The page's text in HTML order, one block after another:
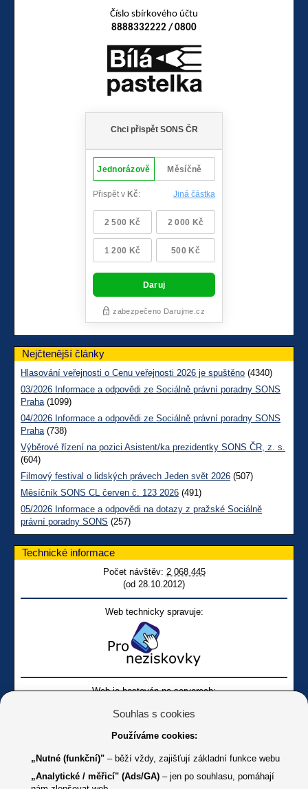
Číslo sbírkového účtu
8888332222 / 0800
Nejčtenější články
Hlasování veřejnosti o Cenu veřejnosti 2026 je spuštěno (4340)
03/2026 Informace a odpovědi ze Sociálně právní poradny SONS
Praha(1099)
04/2026 Informace a odpovědi ze Sociálně právní poradny SONS
Praha(738)
Výběrové řízení na pozici Asistent/ka prezidentky SONS ČR, z. s.
(604)
Filmový festival o lidských právech Jeden svět 2026 (507)
Měsíčník SONS CL červen č. 123 2026 (491)
05/2026 Informace a odpovědi na dotazy z pražské Sociálně
právní poradny SONS (257)
Technické informace
Počet návštěv: 2 068 445
(od 28.10.2012)
Web technicky spravuje:
Web je hostován na serverech:
Souhlas s cookies
Používáme cookies:
„Nutné (funkční)" – běží vždy, zajišťují základní funkce webu
„Analytické / měřicí" (Ads/GA) – jen po souhlasu, pomáhají